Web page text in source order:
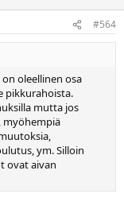
#564
oleellinen osa
pikkurahoista.
mutta jos
myöhempiä
ym. Silloin
ovat aivan